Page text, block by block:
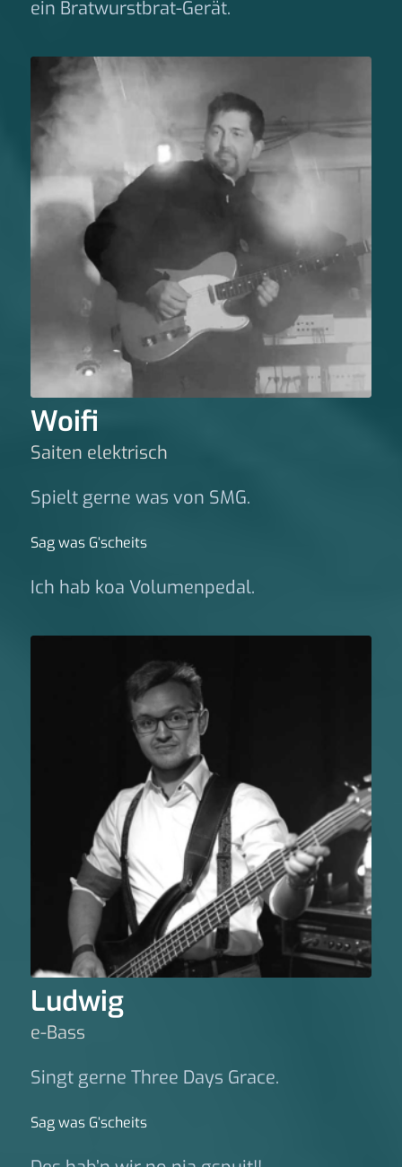
ein Bratwurstbrat-Gerät.
Woifi
Saiten elektrisch
Spielt gerne was von SMG.
Sag was G‘scheits
Ich hab koa Volumenpedal.
Ludwig
e-Bass
Singt gerne Three Days Grace.
Sag was G‘scheits